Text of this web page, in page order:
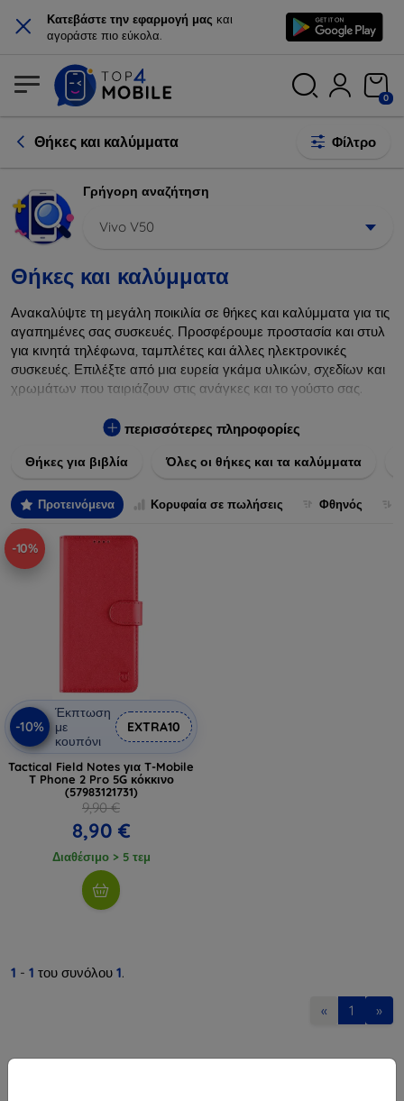
× Κατεβάστε την εφαρμογή μας και
αγοράστε πιο εύκολα.
0
Θήκες και καλύμματα Φίλτρο
Γρήγορη αναζήτηση
Vivo V50
Θήκες και καλύμματα
Ανακαλύψτε τη μεγάλη ποικιλία σε θήκες και καλύμματα για τις
αγαπημένες σας συσκευές. Προσφέρουμε προστασία και στυλ
για κινητά τηλέφωνα, ταμπλέτες και άλλες ηλεκτρονικές
συσκευές. Επιλέξτε από μια ευρεία γκάμα υλικών, σχεδίων και
χρωμάτων που ταιριάζουν στις ανάγκες και το γούστο σας.
πτώσεις και άλλες φθορές, ενώ παράλληλα δίνετε ένα
και τη διάρκεια ζωής των συσκευών σας με τις κορυφαίες
περισσότερες πληροφορίες
Θήκες για βιβλία Όλες οι θήκες και τα καλύμματα
Προτεινόμενα Κορυφαία σε πωλήσεις Φθηνός
-10%
-10%
Έκπτωση
με
κουπόνι
EXTRA10
Tactical Field Notes για T-Mobile
T Phone 2 Pro 5G κόκκινο
(57983121731)
9,90 €
8,90 €
Διαθέσιμο > 5 τεμ
1 - 1 του συνόλου 1.
« 1 »